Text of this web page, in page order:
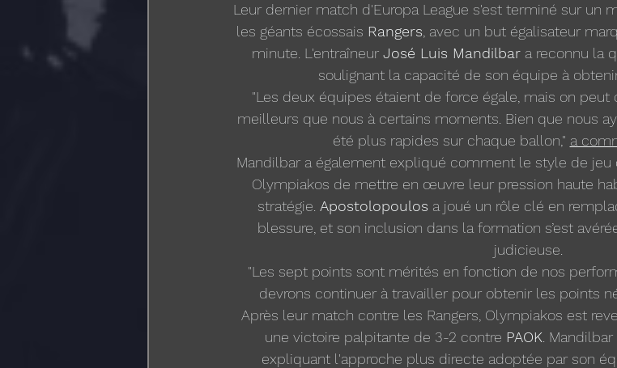
Leur dernier match d'Europa League s'est terminé sur un
les géants écossais Rangers , avec un but égalisateur
minute. L'entraîneur José Luis Mandilbar a reconnu la
soulignant la capacité de son équipe à
"Les deux équipes étaient de force égale, mais on peut
meilleurs que nous à certains moments. Bien que nous
été plus rapides sur chaque ballon," a
Mandilbar a également expliqué comment le style de jeu
Olympiakos de mettre en œuvre leur pression haute
stratégie. Apostolopoulos a joué un rôle clé en
blessure, et son inclusion dans la formation s’est
judicieuse.
"Les sept points sont mérités en fonction de nos
devrons continuer à travailler pour obtenir les points
Après leur match contre les Rangers, Olympiakos est
une victoire palpitante de 3-2 contre PAOK .
expliquant l'approche plus directe adoptée par son